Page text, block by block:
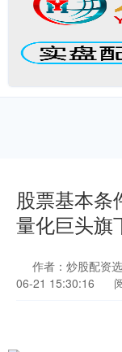
股票基本条
量化巨头旗
作者：炒股配资
06-21 15:30:16